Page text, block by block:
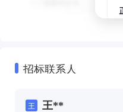
招标联系人
王 王**